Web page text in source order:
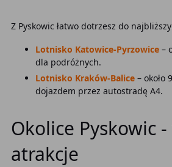
Z Pyskowic łatwo dotrzesz do
Lotnisko Katowice-Pyrzowice–
dla podróżnych.
Lotnisko Kraków-Balice– około
dojazdem przez autostradę A4.
Okolice Pyskowic
atrakcje